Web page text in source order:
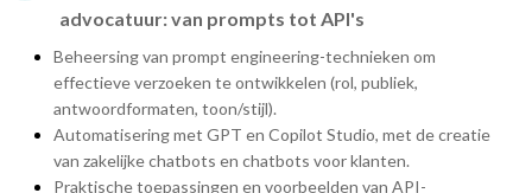
advocatuur: van prompts tot API's
Beheersing van prompt engineering-technieken om
effectieve verzoeken te ontwikkelen (rol, publiek,
antwoordformaten, toon/stijl).
Automatisering met GPT en Copilot Studio, met de creatie
van zakelijke chatbots en chatbots voor klanten.
Praktische toepassingen en voorbeelden van API-